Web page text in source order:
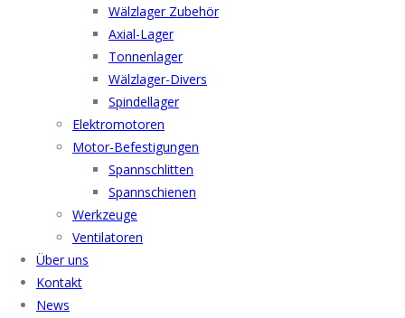
Wälzlager Zubehör
Axial-Lager
Tonnenlager
Wälzlager-Divers
Spindellager
Elektromotoren
Motor-Befestigungen
Spannschlitten
Spannschienen
Werkzeuge
Ventilatoren
Über uns
Kontakt
News